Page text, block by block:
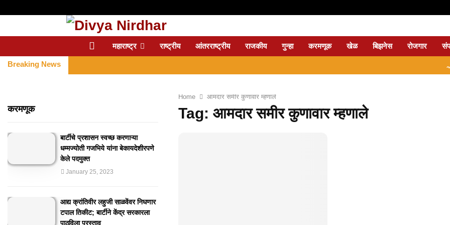
महाराष्ट्र राष्ट्रीय आंतरराष्ट्रीय राजकीय गुन्हा करमणूक खेळ बिझनेस रोजगार
Breaking News ⇝
Home आमदार समीर कुणावार म्हणाले
Tag: आमदार समीर कुणावार म्हणाले
करमणूक
बार्टीचे प्रशासन स्वच्छ करणाऱ्या
धम्मज्योती गजभिये यांना बेकायदेशीरपणे
केले पदमुक्त
January 25, 2023
आद्य क्रांतिवीर लहुजी साळवेंवर निघणार
टपाल तिकीट; बार्टीने केंद्र सरकारला
पाठविला प्रस्ताव